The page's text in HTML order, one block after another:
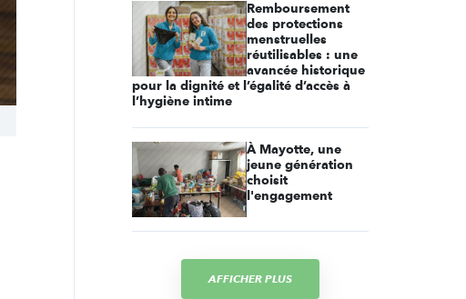
Remboursement
des protections
menstruelles
réutilisables : une
avancée historique
pour la dignité et l’égalité d’accès à
l’hygiène intime
À Mayotte, une
jeune génération
choisit
l'engagement
AFFICHER PLUS